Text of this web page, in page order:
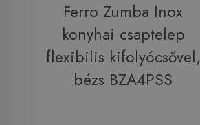
Ferro Zumba Inox
konyhai csaptelep
flexibilis kifolyócsővel,
bézs BZA4PSS